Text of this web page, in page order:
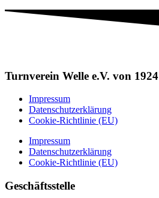
Turnverein Welle e.V. von 1924
Impressum
Datenschutzerklärung
Cookie-Richtlinie (EU)
Impressum
Datenschutzerklärung
Cookie-Richtlinie (EU)
Geschäftsstelle